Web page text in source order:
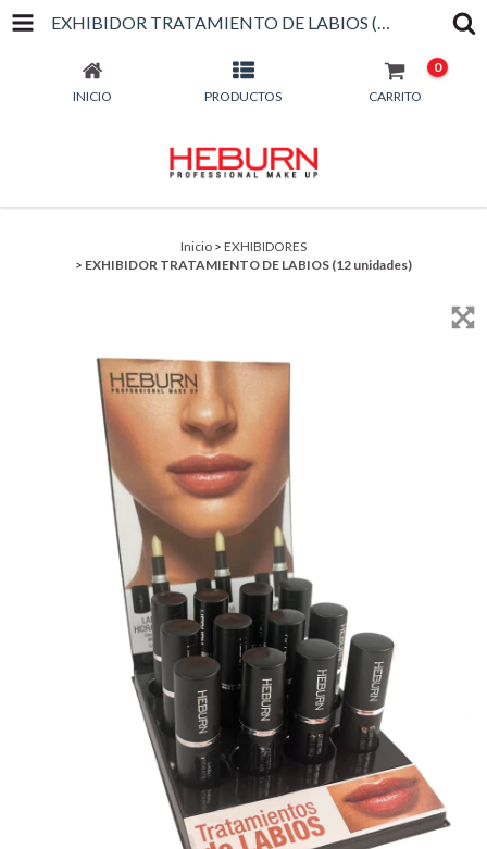
EXHIBIDOR TRATAMIENTO DE LABIOS (12 UNIDADES)
INICIO PRODUCTOS CARRITO
0
Inicio > EXHIBIDORES
> EXHIBIDOR TRATAMIENTO DE LABIOS (12 unidades)